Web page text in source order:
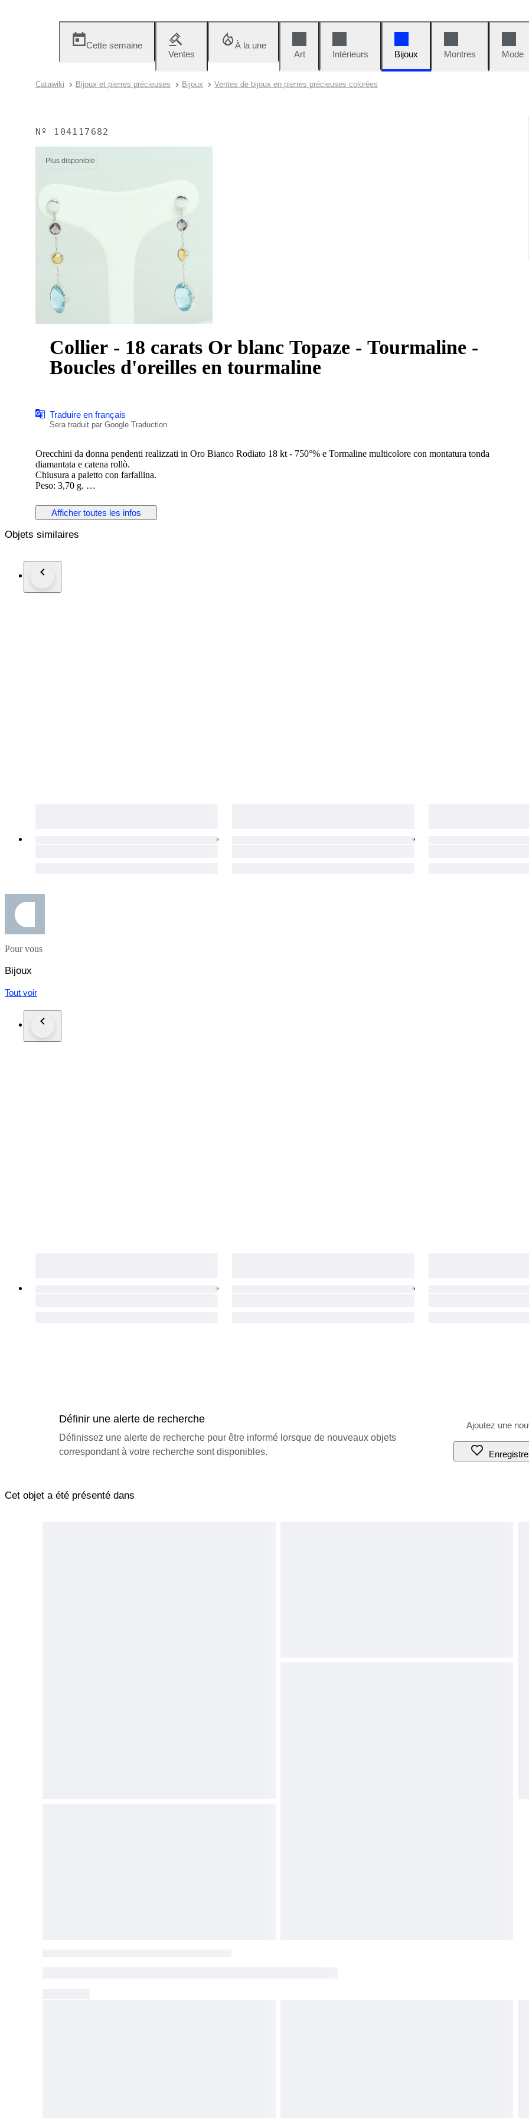
Cette semaine
Ventes
À la une
Art
Intérieurs Bijoux Montres Mode
Catawiki Bijoux et pierres précieuses Bijoux Ventes de bijoux en pierres précieuses colorées
Nº 104117682
Plus disponible
Collier - 18 carats Or blanc Topaze - Tourmaline -
Boucles d'oreilles en tourmaline
Traduire en français
Sera traduit par Google Traduction
Orecchini da donna pendenti realizzati in Oro Bianco Rodiato 18 kt - 750°% e Tormaline multicolore con montatura tonda
diamantata e catena rollò.
Chiusura a paletto con farfallina.
Peso: 3,70 g.
Nuovo con scatola e certificato
Afficher toutes les infos
Objets similaires
Pour vous
Bijoux
Tout voir
Définir une alerte de recherche
Définissez une alerte de recherche pour être informé lorsque de nouveaux objets
correspondant à votre recherche sont disponibles.
Cet objet a été présenté dans